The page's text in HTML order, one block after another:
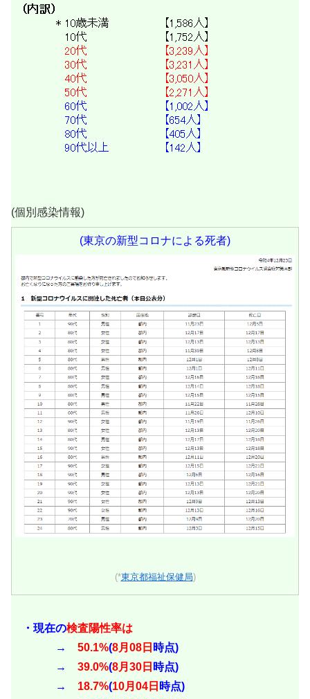
(個別感染情報)
(東京の新型コロナによる死者)
(*東京都福祉保健局)
・現在の検査陽性率は
→ 50.1%(8月08日 時点)
→ 39.0%(8月30日 時点)
→ 18.7%(10月04日 時点)